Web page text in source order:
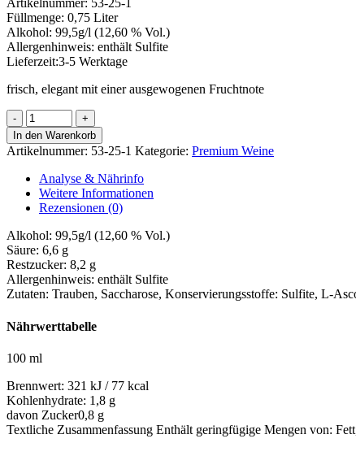
Artikelnummer: 53-25-1
Füllmenge: 0,75 Liter
Alkohol: 99,5g/l (12,60 % Vol.)
Allergenhinweis: enthält Sulfite
Lieferzeit:3-5 Werktage
frisch, elegant mit einer ausgewogenen Fruchtnote
Riesling
"Smaragd"
Menge
In den Warenkorb
Artikelnummer: 53-25-1 Kategorie: Premium Weine
Analyse & Nährinfo
Weitere Informationen
Rezensionen (0)
Alkohol: 99,5g/l (12,60 % Vol.)
Säure: 6,6 g
Restzucker: 8,2 g
Allergenhinweis: enthält Sulfite
Zutaten: Trauben, Saccharose, Konservierungsstoffe: Sulfite, L-
Nährwerttabelle
100 ml
Brennwert: 321 kJ / 77 kcal
Kohlenhydrate: 1,8 g
davon Zucker0,8 g
Textliche Zusammenfassung Enthält geringfügige Mengen von: